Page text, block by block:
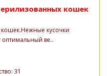
кошек
кусочки
оптимальный ве..
31